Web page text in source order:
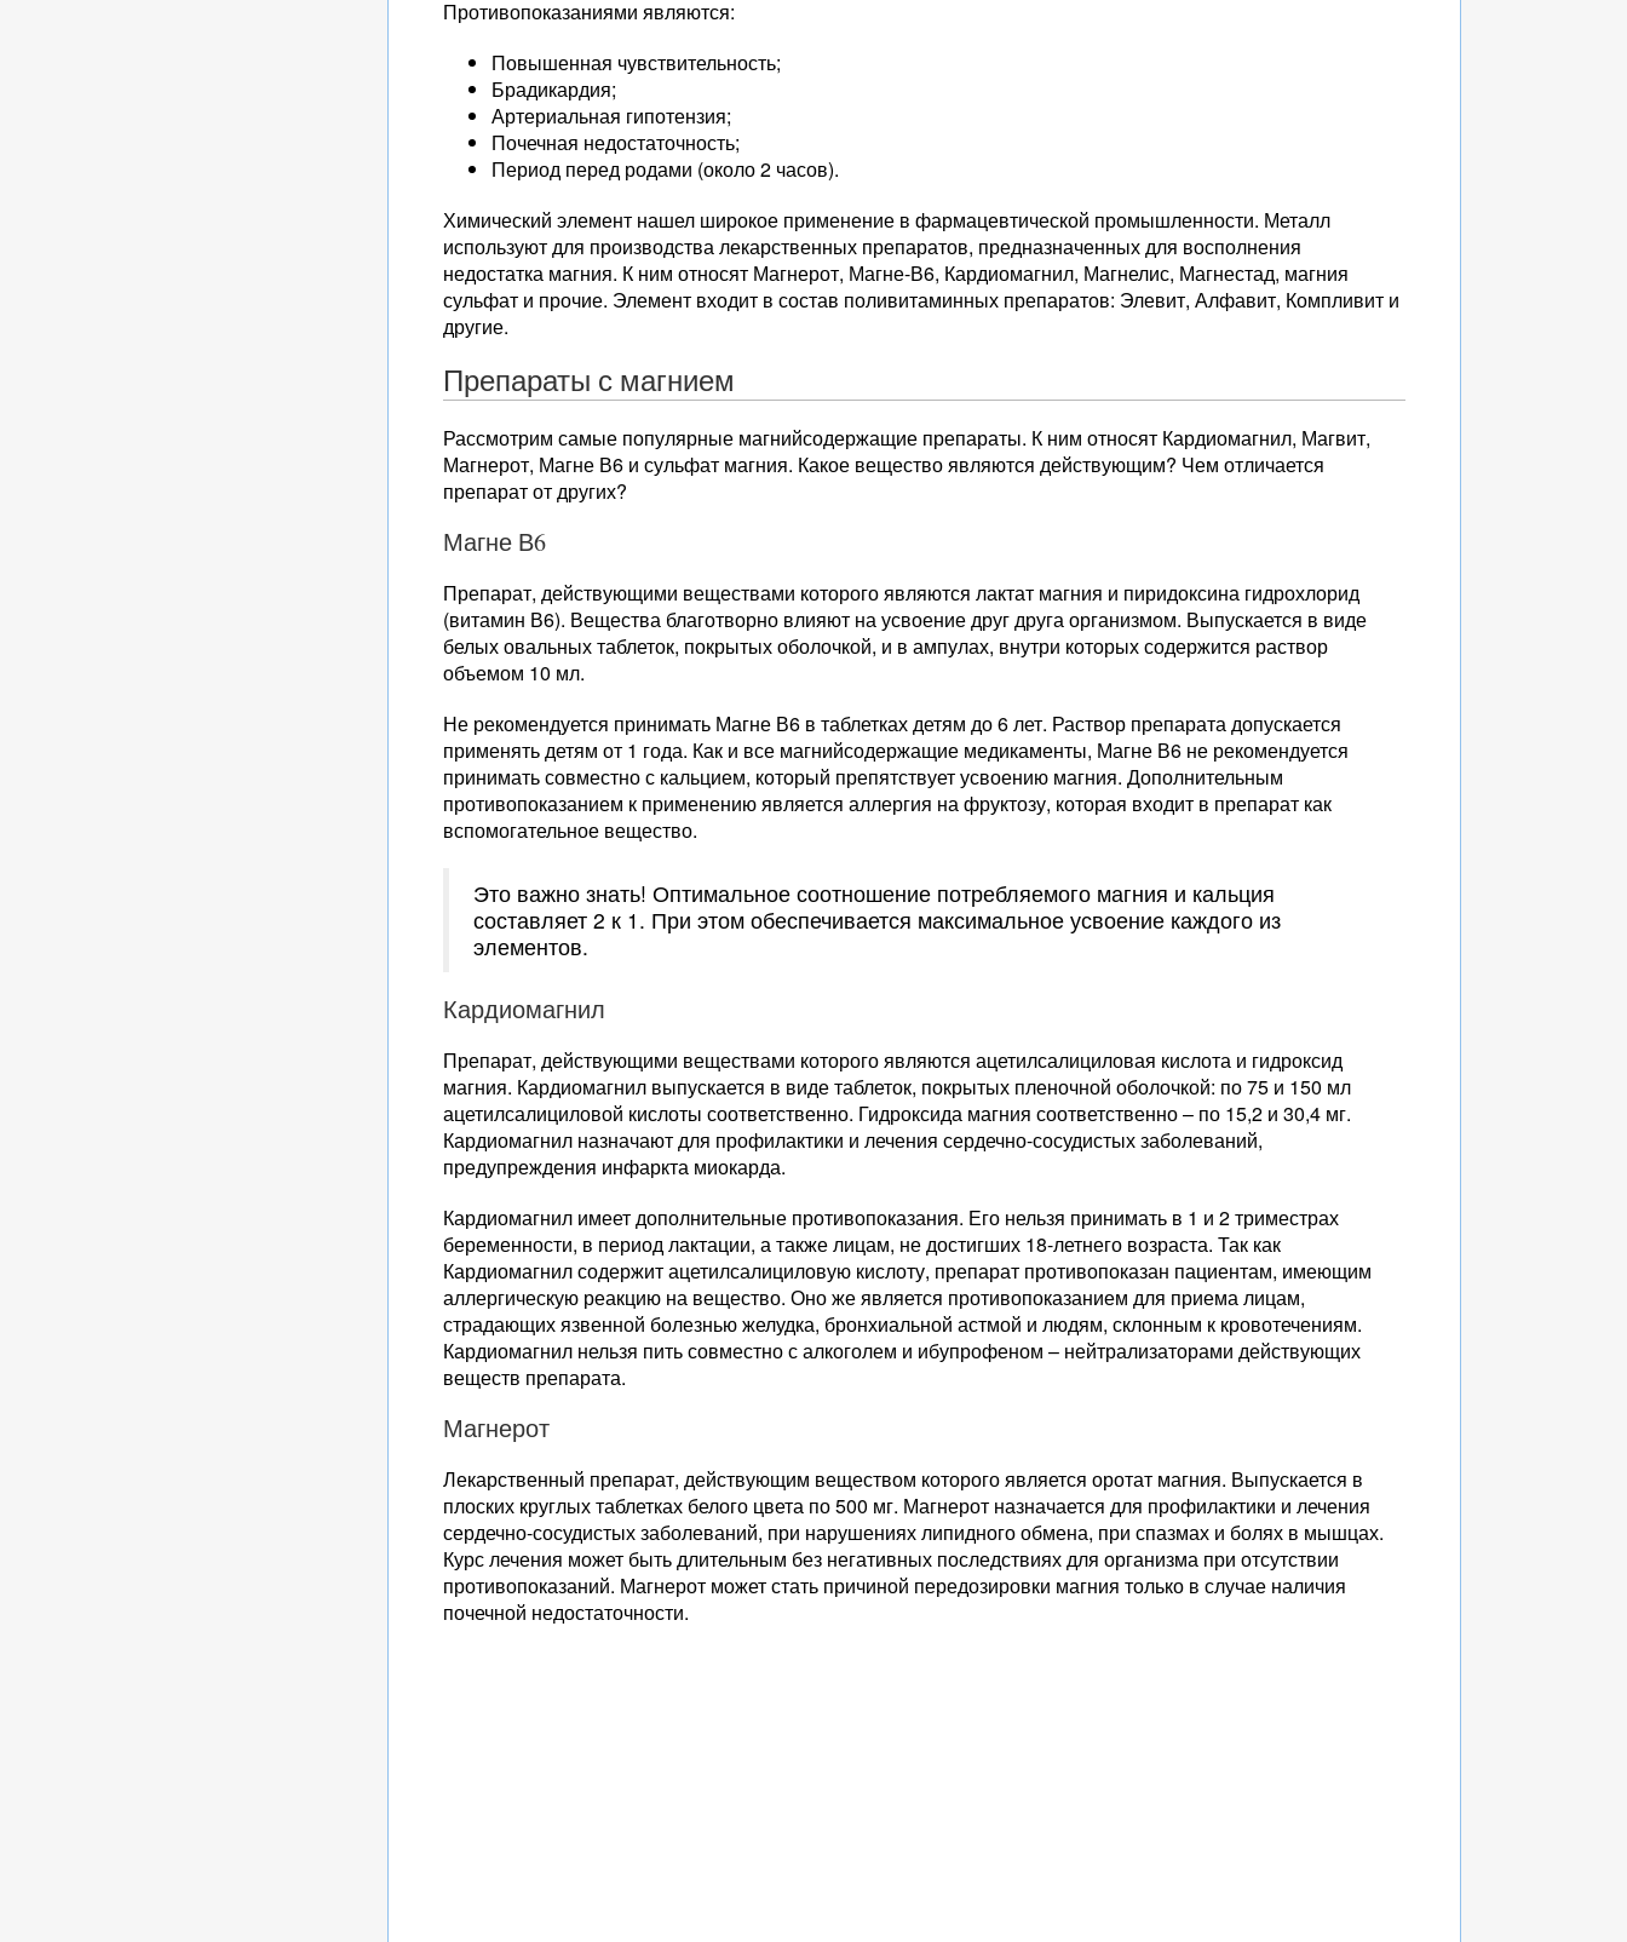
Противопоказаниями являются:
Повышенная чувствительность;
Брадикардия;
Артериальная гипотензия;
Почечная недостаточность;
Период перед родами (около 2 часов).
Химический элемент нашел широкое применение в фармацевтической промышленности. Металл
используют для производства лекарственных препаратов, предназначенных для восполнения
недостатка магния. К ним относят Магнерот, Магне-В6, Кардиомагнил, Магнелис, Магнестад, магния
сульфат и прочие. Элемент входит в состав поливитаминных препаратов: Элевит, Алфавит, Компливит и
другие.
Препараты с магнием
Рассмотрим самые популярные магнийсодержащие препараты. К ним относят Кардиомагнил, Магвит,
Магнерот, Магне В6 и сульфат магния. Какое вещество являются действующим? Чем отличается
препарат от других?
Магне В6
Препарат, действующими веществами которого являются лактат магния и пиридоксина гидрохлорид
(витамин В6). Вещества благотворно влияют на усвоение друг друга организмом. Выпускается в виде
белых овальных таблеток, покрытых оболочкой, и в ампулах, внутри которых содержится раствор
объемом 10 мл.
Не рекомендуется принимать Магне В6 в таблетках детям до 6 лет. Раствор препарата допускается
применять детям от 1 года. Как и все магнийсодержащие медикаменты, Магне В6 не рекомендуется
принимать совместно с кальцием, который препятствует усвоению магния. Дополнительным
противопоказанием к применению является аллергия на фруктозу, которая входит в препарат как
вспомогательное вещество.
Это важно знать! Оптимальное соотношение потребляемого магния и кальция
составляет 2 к 1. При этом обеспечивается максимальное усвоение каждого из
элементов.
Кардиомагнил
Препарат, действующими веществами которого являются ацетилсалициловая кислота и гидроксид
магния. Кардиомагнил выпускается в виде таблеток, покрытых пленочной оболочкой: по 75 и 150 мл
ацетилсалициловой кислоты соответственно. Гидроксида магния соответственно – по 15,2 и 30,4 мг.
Кардиомагнил назначают для профилактики и лечения сердечно-сосудистых заболеваний,
предупреждения инфаркта миокарда.
Кардиомагнил имеет дополнительные противопоказания. Его нельзя принимать в 1 и 2 триместрах
беременности, в период лактации, а также лицам, не достигших 18-летнего возраста. Так как
Кардиомагнил содержит ацетилсалициловую кислоту, препарат противопоказан пациентам, имеющим
аллергическую реакцию на вещество. Оно же является противопоказанием для приема лицам,
страдающих язвенной болезнью желудка, бронхиальной астмой и людям, склонным к кровотечениям.
Кардиомагнил нельзя пить совместно с алкоголем и ибупрофеном – нейтрализаторами действующих
веществ препарата.
Магнерот
Лекарственный препарат, действующим веществом которого является оротат магния. Выпускается в
плоских круглых таблетках белого цвета по 500 мг. Магнерот назначается для профилактики и лечения
сердечно-сосудистых заболеваний, при нарушениях липидного обмена, при спазмах и болях в мышцах.
Курс лечения может быть длительным без негативных последствиях для организма при отсутствии
противопоказаний. Магнерот может стать причиной передозировки магния только в случае наличия
почечной недостаточности.